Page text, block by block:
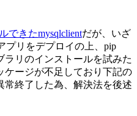
できたmysqlclientだが、いざ
プリをデプロイの上、pip
ラリのインストールを試みた
ケージが不足しており下記の
常終了した為、解決法を後述